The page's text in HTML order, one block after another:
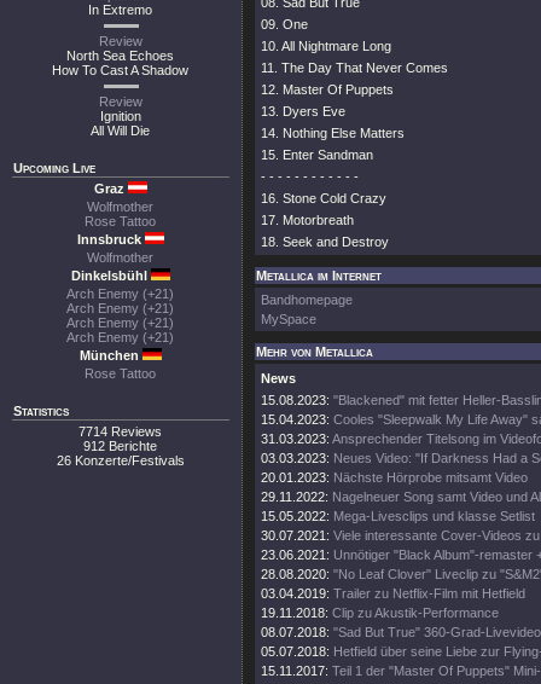
In Extremo
Review
North Sea Echoes
How To Cast A Shadow
Review
Ignition
All Will Die
Upcoming Live
Graz
Wolfmother
Rose Tattoo
Innsbruck
Wolfmother
Dinkelsbühl
Arch Enemy (+21)
Arch Enemy (+21)
Arch Enemy (+21)
Arch Enemy (+21)
München
Rose Tattoo
Statistics
7714 Reviews
912 Berichte
26 Konzerte/Festivals
09. One
10. All Nightmare Long
11. The Day That Never Comes
12. Master Of Puppets
13. Dyers Eve
14. Nothing Else Matters
15. Enter Sandman
- - - - - - - - - - - -
16. Stone Cold Crazy
17. Motorbreath
18. Seek and Destroy
Metallica im Internet
Bandhomepage
MySpace
Mehr von Metallica
News
15.08.2023: "Blackened" mit fetter Heller-
15.04.2023: Cooles "Sleepwalk My Life Away"
31.03.2023: Ansprechender Titelsong im
03.03.2023: Neues Video: "If Darkness Had a
20.01.2023: Nächste Hörprobe mitsamt Video
29.11.2022: Nagelneuer Song samt Video und
15.05.2022: Mega-Livesclips und klasse Setlist
30.07.2021: Viele interessante Cover-Videos
23.06.2021: Unnötiger "Black Album"-remaster
28.08.2020: "No Leaf Clover" Liveclip zu
03.04.2019: Trailer zu Netflix-Film mit Hetfield
19.11.2018: Clip zu Akustik-Performance
08.07.2018: "Sad But True" 360-Grad-Livevideo
05.07.2018: Hetfield über seine Liebe zur
15.11.2017: Teil 1 der "Master Of Puppets"